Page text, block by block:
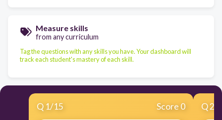
Measure skills
from any curriculum
Tag the questions with any skills you have. Your dashboard will
track each student's mastery of each skill.
Q 1/15 Score 0 Q2